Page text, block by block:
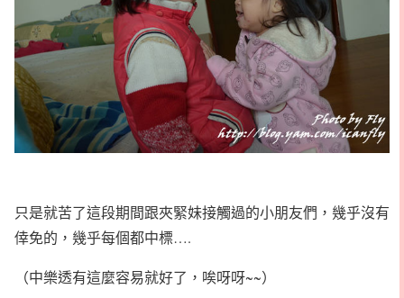
只是就苦了這段期間跟夾緊妹接觸過的小朋友們，幾乎沒有
倖免的，幾乎每個都中標….
（中樂透有這麼容易就好了，唉呀呀~~）